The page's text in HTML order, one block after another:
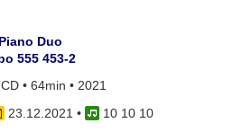
Duo
555 453-2
• 64min • 2021
23.12.2021 •
10 10 10